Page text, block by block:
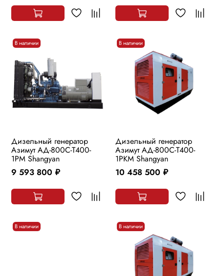
В наличии
Дизельный генератор
Азимут АД-800С-Т400-
1РМ Shangyan
9 593 800 руб.
В наличии
Дизельный генератор
Азимут АД-800С-Т400-
1РKМ Shangyan
10 458 500 руб.
В наличии В наличии